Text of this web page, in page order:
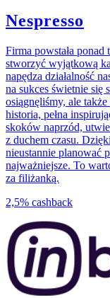
Nespresso
Firma powstała ponad
stworzyć wyjątkową
napędza działalność
na sukces świetnie się
osiągnęliśmy, ale
historia, pełna
skoków naprzód,
z duchem czasu.
nieustannie planować
najważniejsze. To
za filiżanką.
2,5% cashback